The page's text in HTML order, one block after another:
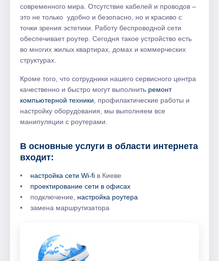
современного мира. Отсутствие кабелей и проводов –
это не только удобно и безопасно, но и красиво с
точки зрения эстетики. Работу беспроводной сети
обеспечивает роутер. Сегодня такое устройство есть
во многих жилых квартирах, домах и коммерческих
структурах.
Кроме того, что сотрудники нашего сервисного центра
качественно и быстро могут выполнить ремонт
компьютерной техники , профилактические работы и
настройку оборудования, мы выполняем все
манипуляции с роутерами.
В основные услуги в области интернета
входит:
• настройка сети Wi-fi в Киеве
• проектирование сети в офисах
• подключение, настройка роутера
• замена маршрутизатора